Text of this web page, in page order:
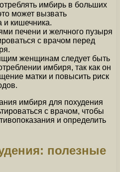
имбирь в больших
может вызвать
и кишечника.
печени и желчного пузыря
с врачом перед
женщинам следует быть
имбиря, так как он
матки и повысить риск
имбиря для похудения
с врачом, чтобы
и определить
полезные